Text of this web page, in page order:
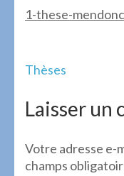
1-these-
Navigation
l’article
Thèses
Laisser un
Votre adresse e-
champs